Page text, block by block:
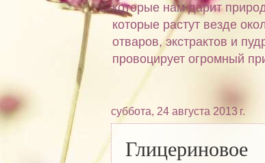
которые нам дарит
которые растут везде
отваров, экстрактов и
провоцирует огромный
суббота, 24 августа 2013 г.
Глицериновое